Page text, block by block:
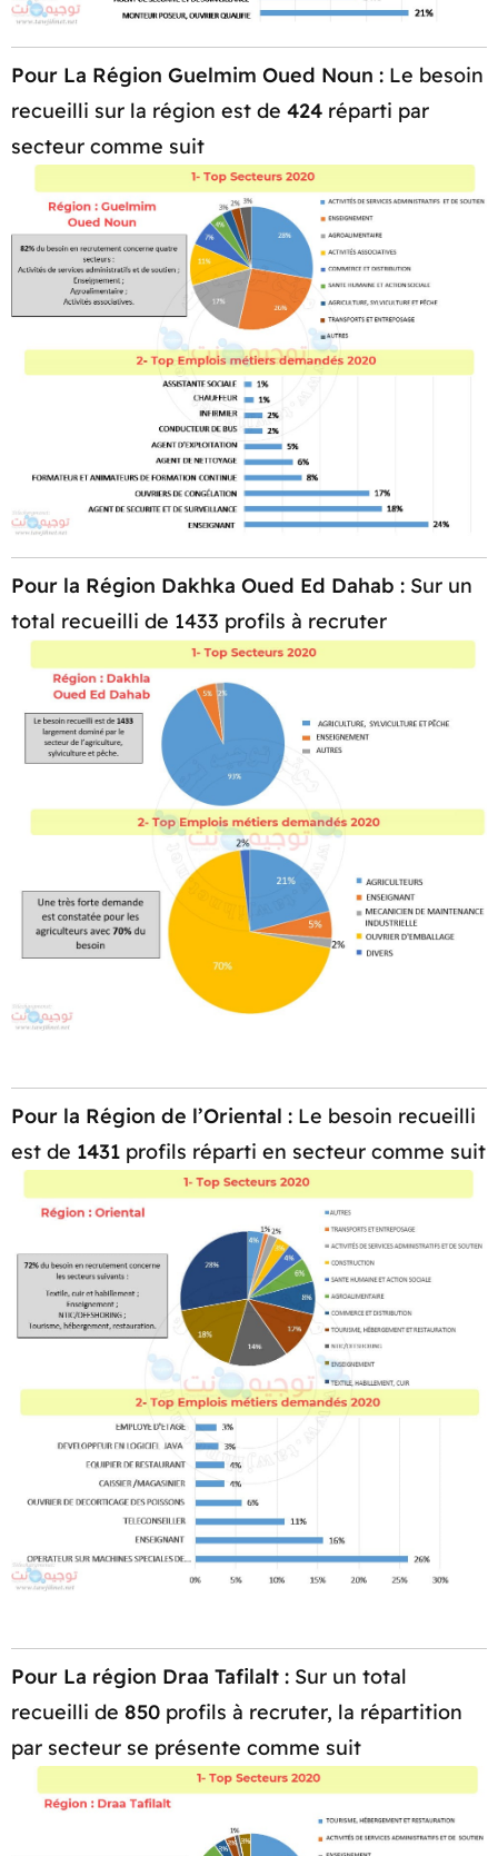
Pour La Région Guelmim Oued Noun : Le besoin
recueilli sur la région est de 424 réparti par
secteur comme suit​
Pour la Région Dakhka Oued Ed Dahab : Sur un
total recueilli de 1433 profils à recruter​
Pour la Région de l’Oriental : Le besoin recueilli
est de 1431 profils réparti en secteur comme suit​
Pour La région Draa Tafilalt : Sur un total
recueilli de 850 profils à recruter, la répartition
par secteur se présente comme suit​